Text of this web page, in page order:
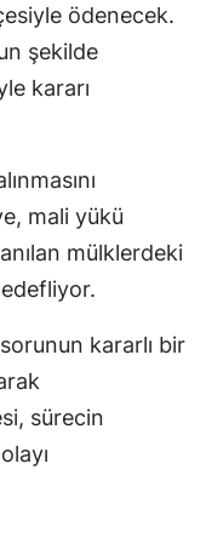
ödenecek.
şekilde
kararı
mali yükü
mülklerdeki
kararlı bir
sürecin